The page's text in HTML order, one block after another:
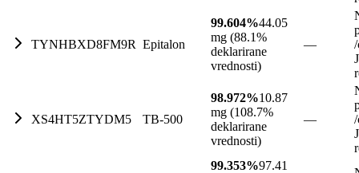
TYNHBXD8FM9R Epitalon
99.604%44.05
mg (88.1%
deklarirane
vrednosti)
—
XS4HT5ZTYDM5 TB-500
98.972%10.87
mg (108.7%
deklarirane
vrednosti)
—
99.353%97.41